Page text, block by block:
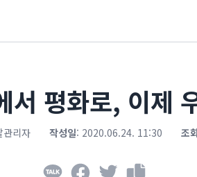
평화로, 이제
관리자 작성일: 2020.06.24. 11:30 조